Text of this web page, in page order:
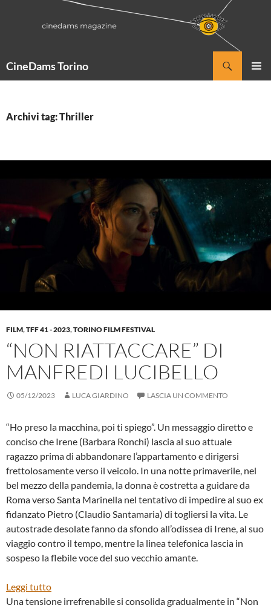
CineDams Torino
Archivi tag: Thriller
FILM,TFF 41 - 2023,TORINO FILM FESTIVAL
“NON RIATTACCARE” DI
MANFREDI LUCIBELLO
05/12/2023 LUCA GIARDINO LASCIA UN COMMENTO
“Ho preso la macchina, poi ti spiego”. Un messaggio diretto e
conciso che Irene (Barbara Ronchi) lascia al suo attuale
ragazzo prima di abbandonare l’appartamento e dirigersi
frettolosamente verso il veicolo. In una notte primaverile, nel
bel mezzo della pandemia, la donna è costretta a guidare da
Roma verso Santa Marinella nel tentativo di impedire al suo ex
fidanzato Pietro (Claudio Santamaria) di togliersi la vita. Le
autostrade desolate fanno da sfondo all’odissea di Irene, al suo
viaggio contro il tempo, mentre la linea telefonica lascia in
sospeso la flebile voce del suo vecchio amante.
Leggi tutto:
“NON
Una tensione irrefrenabile si consolida gradualmente in “Non